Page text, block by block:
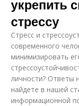
укрепить
стрессу
Стресс и
современного
минимизировать
личности? Ответы
найдете в нашей
информационной